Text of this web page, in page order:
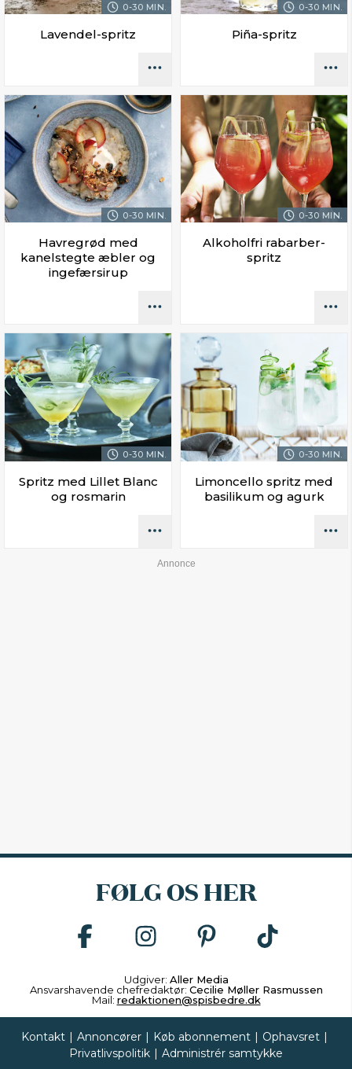
0-30 MIN.
Lavendel-spritz
0-30 MIN.
Piña-spritz
0-30 MIN.
Havregrød med
kanelstegte æbler og
ingefærsirup
0-30 MIN.
Alkoholfri rabarber-
spritz
0-30 MIN.
Spritz med Lillet Blanc
og rosmarin
0-30 MIN.
Limoncello spritz med
basilikum og agurk
FØLG OS HER
Udgiver: Aller Media
Ansvarshavende chefredaktør: Cecilie Møller Rasmussen
Mail: redaktionen@spisbedre.dk
Kontakt | Annoncører | Køb abonnement | Ophavsret |
Privatlivspolitik | Administrér samtykke